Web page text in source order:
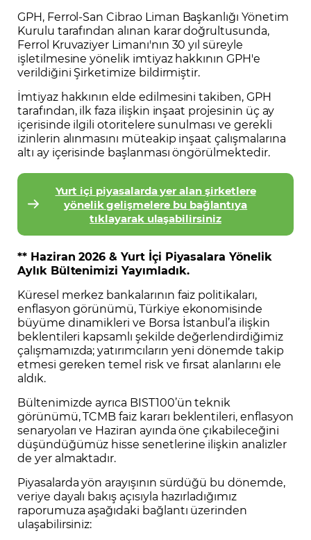
GPH, Ferrol-San Cibrao Liman Başkanlığı Yönetim
Kurulu tarafından alınan karar doğrultusunda,
Ferrol Kruvaziyer Limanı'nın 30 yıl süreyle
işletilmesine yönelik imtiyaz hakkının GPH'e
verildiğini Şirketimize bildirmiştir.
İmtiyaz hakkının elde edilmesini takiben, GPH
tarafından, ilk faza ilişkin inşaat projesinin üç ay
içerisinde ilgili otoritelere sunulması ve gerekli
izinlerin alınmasını müteakip inşaat çalışmalarına
altı ay içerisinde başlanması öngörülmektedir.
Yurt içi piyasalarda yer alan şirketlere
yönelik gelişmelere bu bağlantıya
tıklayarak ulaşabilirsiniz
** Haziran 2026 & Yurt İçi Piyasalara Yönelik
Aylık Bültenimizi Yayımladık.
Küresel merkez bankalarının faiz politikaları,
enflasyon görünümü, Türkiye ekonomisinde
büyüme dinamikleri ve Borsa İstanbul’a ilişkin
beklentileri kapsamlı şekilde değerlendirdiğimiz
çalışmamızda; yatırımcıların yeni dönemde takip
etmesi gereken temel risk ve fırsat alanlarını ele
aldık.
Bültenimizde ayrıca BIST100’ün teknik
görünümü, TCMB faiz kararı beklentileri, enflasyon
senaryoları ve Haziran ayında öne çıkabileceğini
düşündüğümüz hisse senetlerine ilişkin analizler
de yer almaktadır.
Piyasalarda yön arayışının sürdüğü bu dönemde,
veriye dayalı bakış açısıyla hazırladığımız
raporumuza aşağıdaki bağlantı üzerinden
ulaşabilirsiniz: